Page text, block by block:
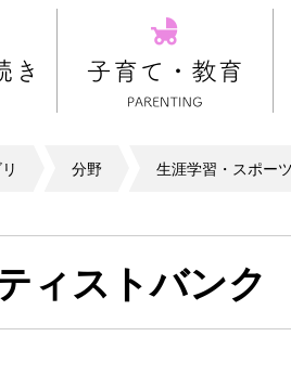
分野 生涯学習・スポー
ィストバンク